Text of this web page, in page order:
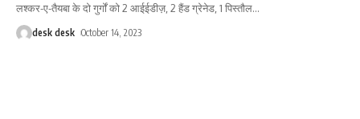
लश्कर-ए-तैयबा के दो गुर्गों को 2 आईईडीज़, 2 हैंड ग्रेनेड, 1 पिस्तौल…
desk desk October 14, 2023